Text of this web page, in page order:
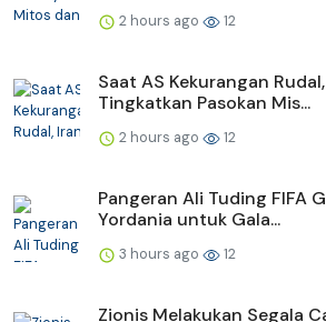
2 hours ago 12
Saat AS Kekurangan
Tingkatkan Pasokan Mis...
2 hours ago 12
Pangeran Ali Tuding FIFA
Yordania untuk Gala...
3 hours ago 12
Zionis Melakukan Segala